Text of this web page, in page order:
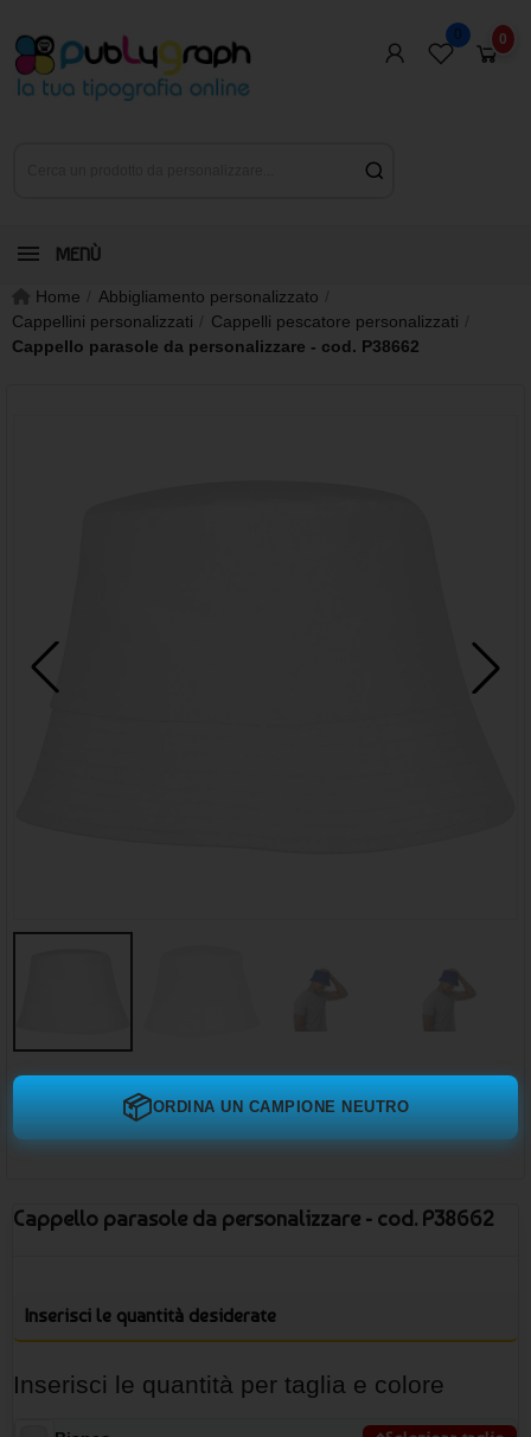
0 0
MENÙ
Home
Abbigliamento personalizzato
Cappellini personalizzati
Cappelli pescatore personalizzati
Cappello parasole da personalizzare - cod. P38662
📦ORDINA UN CAMPIONE NEUTRO
Cappello parasole da personalizzare - cod. P38662
Inserisci le quantità desiderate
Inserisci le quantità per taglia e colore